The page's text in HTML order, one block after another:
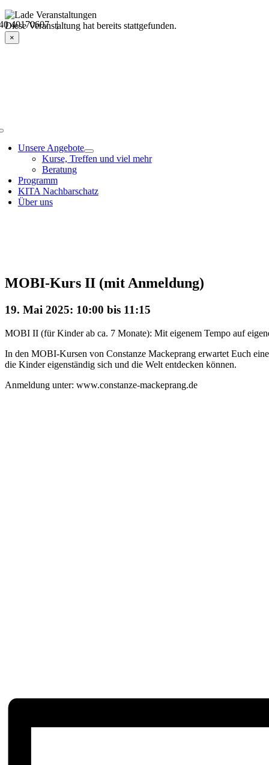
Skip
to
content
40170607 |
Unsere Angebote
Kurse, Treffen und viel mehr
Beratung
Programm
KITA Nachbarschatz
Über uns
Veranstaltungsdetails
Diese Veranstaltung hat bereits stattgefunden.
×
MOBI-Kurs II (mit Anmeldung)
19. Mai 2025: 10:00 bis 11:15
MOBI II (für Kinder ab ca. 7 Monate): Mit eigenem Tempo auf
In den MOBI-Kursen von Constanze Mackeprang erwartet Euch
die Kinder eigenständig sich und die Welt entdecken können.
Anmeldung unter: www.constanze-mackeprang.de